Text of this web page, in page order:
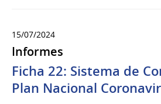
15/07/2024
Informes
Ficha 22: Sistema de
Plan Nacional